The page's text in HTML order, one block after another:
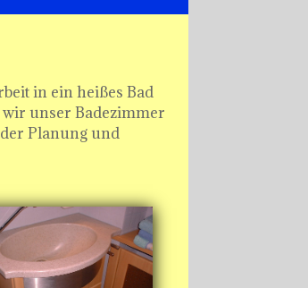
in ein heißes Bad
wir unser Badezimmer
Planung und